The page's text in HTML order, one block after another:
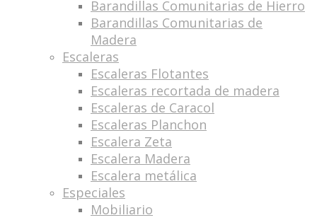
Barandillas Comunitarias de Hierro
Barandillas Comunitarias de
Madera
Escaleras
Escaleras Flotantes
Escaleras recortada de madera
Escaleras de Caracol
Escaleras Planchon
Escalera Zeta
Escalera Madera
Escalera metálica
Especiales
Mobiliario